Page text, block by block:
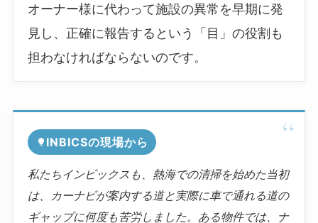
オーナー様に代わって施設の異常を早期に発
見し、正確に報告するという「目」の役割も
担わなければならないのです。
INBICSの現場から
私たちインビックスも、熱海での清掃を始めた当初
は、カーナビが案内する道と実際に車で通れる道の
ギャップに何度も苦労しました。ある物件では、ナ